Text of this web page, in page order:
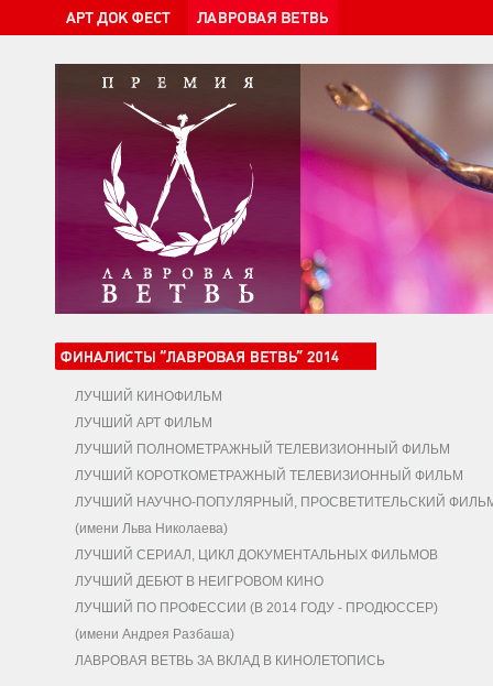
ЛУЧШИЙ КИНОФИЛЬМ
ЛУЧШИЙ АРТ ФИЛЬМ
ЛУЧШИЙ ПОЛНОМЕТРАЖНЫЙ ТЕЛЕВИЗИОННЫЙ ФИЛЬМ
ЛУЧШИЙ КОРОТКОМЕТРАЖНЫЙ ТЕЛЕВИЗИОННЫЙ ФИЛЬМ
ЛУЧШИЙ НАУЧНО-ПОПУЛЯРНЫЙ, ПРОСВЕТИТЕЛЬСКИЙ
(имени Льва Николаева)
ЛУЧШИЙ СЕРИАЛ, ЦИКЛ ДОКУМЕНТАЛЬНЫХ ФИЛЬМОВ
ЛУЧШИЙ ДЕБЮТ В НЕИГРОВОМ КИНО
ЛУЧШИЙ ПО ПРОФЕССИИ (В 2014 ГОДУ - ПРОДЮССЕР)
(имени Андрея Разбаша)
ЛАВРОВАЯ ВЕТВЬ ЗА ВКЛАД В КИНОЛЕТОПИСЬ